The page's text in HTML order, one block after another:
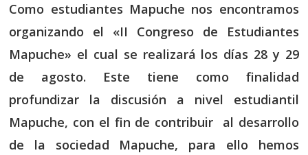
Como estudiantes Mapuche nos encontramos
organizando el «II Congreso de Estudiantes
Mapuche» el cual se realizará los días 28 y 29
de agosto. Este tiene como finalidad
profundizar la discusión a nivel estudiantil
Mapuche, con el fin de contribuir al desarrollo
de la sociedad Mapuche, para ello hemos